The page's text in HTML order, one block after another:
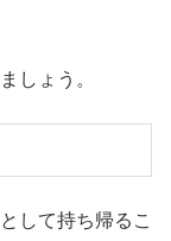
しょう。
して持ち帰るこ